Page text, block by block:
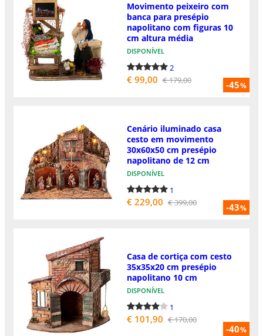
-45%
Movimento peixeiro com
banca para presépio
napolitano com figuras 10
cm altura média
DISPONÍVEL
2
€ 99,00 € 179,00
-43%
Cenário iluminado casa
cesto em movimento
30x60x50 cm presépio
napolitano de 12 cm
DISPONÍVEL
1
€ 229,00 € 399,00
-40%
Casa de cortiça com cesto
35x35x20 cm presépio
napolitano 10 cm
DISPONÍVEL
1
€ 101,90 € 170,00